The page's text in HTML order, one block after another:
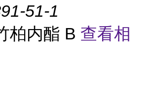
51-1
柏内酯 B 查看相